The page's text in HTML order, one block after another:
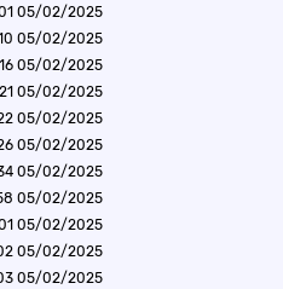
05/02/2025 20:01
05/02/2025 14:10
05/02/2025 14:16
05/02/2025 14:21
05/02/2025 14:22
05/02/2025 14:26
05/02/2025 14:34
05/02/2025 14:58
05/02/2025 15:01
05/02/2025 15:02
05/02/2025 15:03